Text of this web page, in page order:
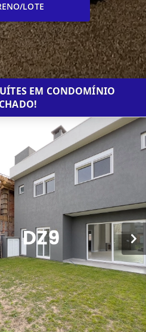
LOTE
EM CONDOMÍNIO